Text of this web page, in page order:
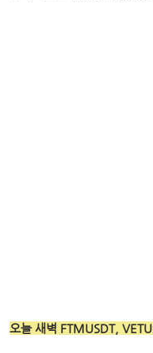
오늘 새벽 FTMUSDT,